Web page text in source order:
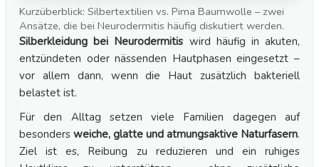
Kurzüberblick: Silbertextilien vs. Pima Baumwolle – zwei
Ansätze, die bei Neurodermitis häufig diskutiert werden.
Silberkleidung bei Neurodermitis wird häufig in akuten,
entzündeten oder nässenden Hautphasen eingesetzt –
vor allem dann, wenn die Haut zusätzlich bakteriell
belastet ist.
Für den Alltag setzen viele Familien dagegen auf
besonders weiche, glatte und atmungsaktive Naturfasern.
Ziel ist es, Reibung zu reduzieren und ein ruhiges